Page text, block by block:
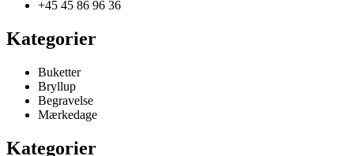
+45 45 86 96 36
Kategorier
Buketter
Bryllup
Begravelse
Mærkedage
Kategorier